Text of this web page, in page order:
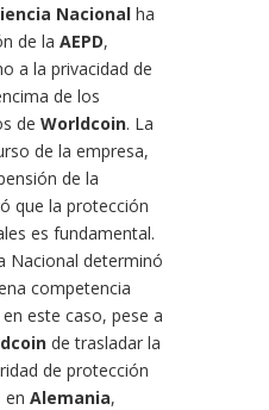
Nacionalha
de la AEPD,
a la privacidad de
de los
de Worldcoin. La
de la empresa,
de la
que la protección
es fundamental.
Nacional determinó
competencia
este caso, pese a
de trasladar la
de protección
en Alemania,